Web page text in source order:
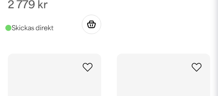
2 779 kr